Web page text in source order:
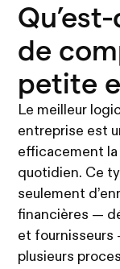
de
petite
Le meilleur
entreprise est
efficacement
quotidien. Ce
seulement
financières —
et fournisseurs
plusieurs